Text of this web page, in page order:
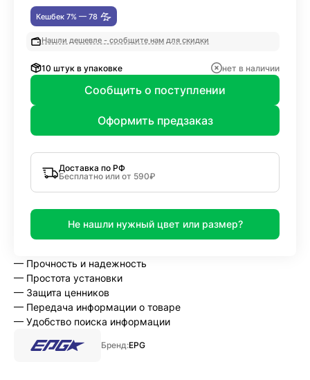
Кешбек 7% — 78
Нашли дешевле - сообщите нам для скидки
10 штук в упаковке нет в наличии
Сообщить о поступлении
Оформить предзаказ
Доставка по РФ
Бесплатно или от 590₽
Не нашли нужный цвет или размер?
— Прочность и надежность
— Простота установки
— Защита ценников
— Передача информации о товаре
— Удобство поиска информации
Бренд:EPG